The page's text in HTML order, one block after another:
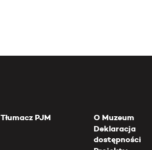
Tłumacz PJM
O Muzeum
Deklaracja
dostępności